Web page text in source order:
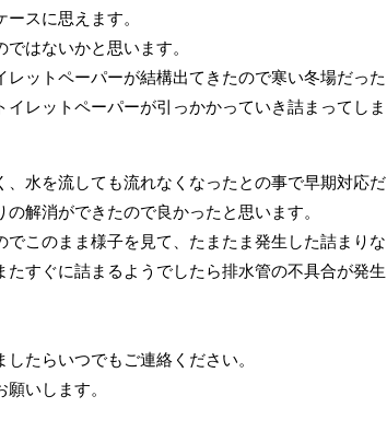
スに思えます。
はないかと思います。
ットペーパーが結構出てきたので寒い冬場だった
レットペーパーが引っかかっていき詰まってしま
水を流しても流れなくなったとの事で早期対応だ
解消ができたので良かったと思います。
このまま様子を見て、たまたま発生した詰まりな
すぐに詰まるようでしたら排水管の不具合が発生
たらいつでもご連絡ください。
いします。